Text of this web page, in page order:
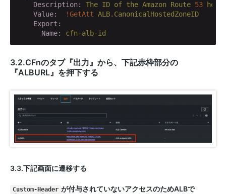
    Description:
The ID of the Amazon Route 53
    Value:
!GetAtt ALB.CanonicalHostedZoneID
    Export:
      Name:
cfn-alb-id
3.2.CFnのタブ『出力』から、下記赤枠部分の
『ALBURL』を押下する
3.3.下記画面に遷移する
Custom-Header が付与されていないアクセスのためALBで